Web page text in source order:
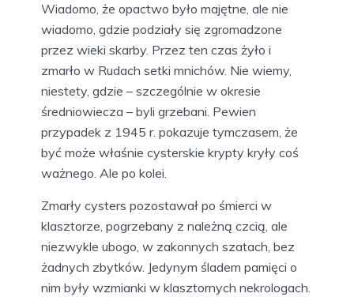
Wiadomo, że opactwo było majętne, ale nie
wiadomo, gdzie podziały się zgromadzone
przez wieki skarby. Przez ten czas żyło i
zmarło w Rudach setki mnichów. Nie wiemy,
niestety, gdzie – szczególnie w okresie
średniowiecza – byli grzebani. Pewien
przypadek z 1945 r. pokazuje tymczasem, że
być może właśnie cysterskie krypty kryły coś
ważnego. Ale po kolei.
Zmarły cysters pozostawał po śmierci w
klasztorze, pogrzebany z należną czcią, ale
niezwykle ubogo, w zakonnych szatach, bez
żadnych zbytków. Jedynym śladem pamięci o
nim były wzmianki w klasztornych nekrologach.